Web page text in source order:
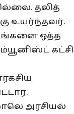
தலித்
உயர்ந்தவர்.
ஒத்த
கட்சி
அரசியல்